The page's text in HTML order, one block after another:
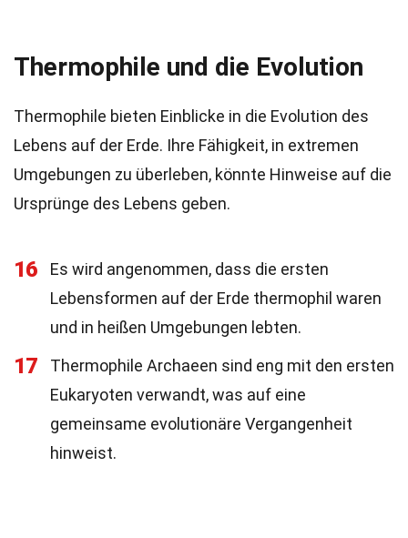
Thermophile und die Evolution
Thermophile bieten Einblicke in die Evolution des
Lebens auf der Erde. Ihre Fähigkeit, in extremen
Umgebungen zu überleben, könnte Hinweise auf die
Ursprünge des Lebens geben.
16
Es wird angenommen, dass die ersten
Lebensformen auf der Erde thermophil waren
und in heißen Umgebungen lebten.
17
Thermophile Archaeen sind eng mit den ersten
Eukaryoten verwandt, was auf eine
gemeinsame evolutionäre Vergangenheit
hinweist.